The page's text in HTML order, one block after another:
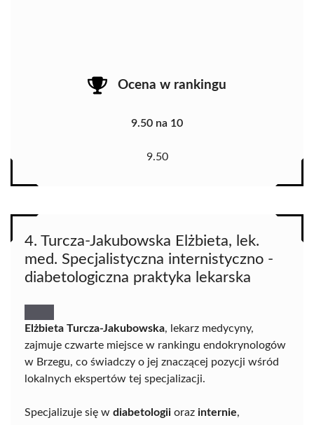
Ocena w rankingu
9.50 na 10
9.50
4. Turcza-Jakubowska Elżbieta, lek.
med. Specjalistyczna internistyczno -
diabetologiczna praktyka lekarska
Elżbieta Turcza-Jakubowska, lekarz medycyny,
zajmuje czwarte miejsce w rankingu endokrynologów
w Brzegu, co świadczy o jej znaczącej pozycji wśród
lokalnych ekspertów tej specjalizacji.
Specjalizuje się w diabetologii oraz internie,